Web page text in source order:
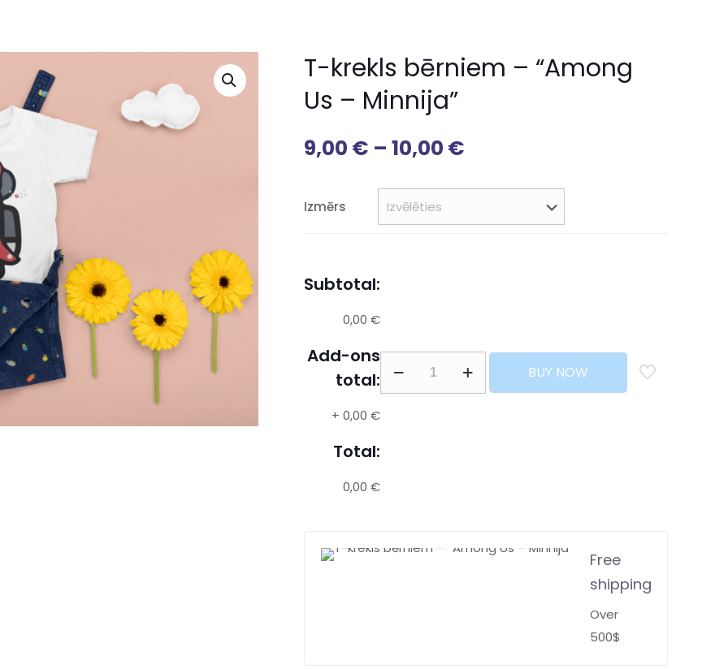
T-krekls bērniem – “Among
Us – Minnija”
9,00 € – 10,00 €
Izmērs
Subtotal:
0,00 €
Add-ons
total:
+ 0,00 €
Total:
0,00 €
BUY NOW
Free
shipping
Over
500$